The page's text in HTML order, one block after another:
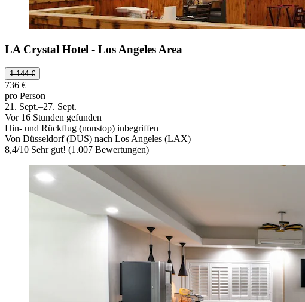
LA Crystal Hotel - Los Angeles Area
1.144 €
736 €
pro Person
21. Sept.–27. Sept.
Vor 16 Stunden gefunden
Hin- und Rückflug (nonstop) inbegriffen
Von Düsseldorf (DUS) nach Los Angeles (LAX)
8,4/10 Sehr gut! (1.007 Bewertungen)